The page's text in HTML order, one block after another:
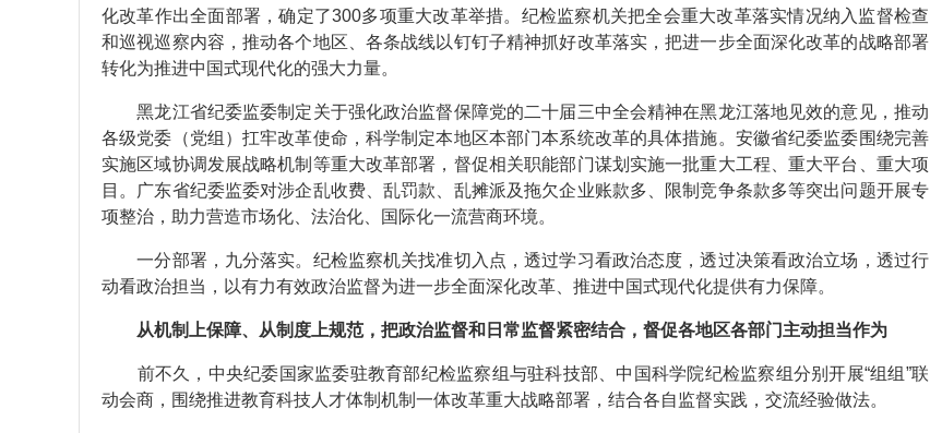
化改革作出全面部署，确定了300多项重大改革举措。纪检监察机关把全会重大改革落实情况纳入监督检查
和巡视巡察内容，推动各个地区、各条战线以钉钉子精神抓好改革落实，把进一步全面深化改革的战略部署
转化为推进中国式现代化的强大力量。
黑龙江省纪委监委制定关于强化政治监督保障党的二十届三中全会精神在黑龙江落地见效的意见，推动
各级党委（党组）扛牢改革使命，科学制定本地区本部门本系统改革的具体措施。安徽省纪委监委围绕完善
实施区域协调发展战略机制等重大改革部署，督促相关职能部门谋划实施一批重大工程、重大平台、重大项
目。广东省纪委监委对涉企乱收费、乱罚款、乱摊派及拖欠企业账款多、限制竞争条款多等突出问题开展专
项整治，助力营造市场化、法治化、国际化一流营商环境。
一分部署，九分落实。纪检监察机关找准切入点，透过学习看政治态度，透过决策看政治立场，透过行
动看政治担当，以有力有效政治监督为进一步全面深化改革、推进中国式现代化提供有力保障。
从机制上保障、从制度上规范，把政治监督和日常监督紧密结合，督促各地区各部门主动担当作为
前不久，中央纪委国家监委驻教育部纪检监察组与驻科技部、中国科学院纪检监察组分别开展“组组”联
动会商，围绕推进教育科技人才体制机制一体改革重大战略部署，结合各自监督实践，交流经验做法。